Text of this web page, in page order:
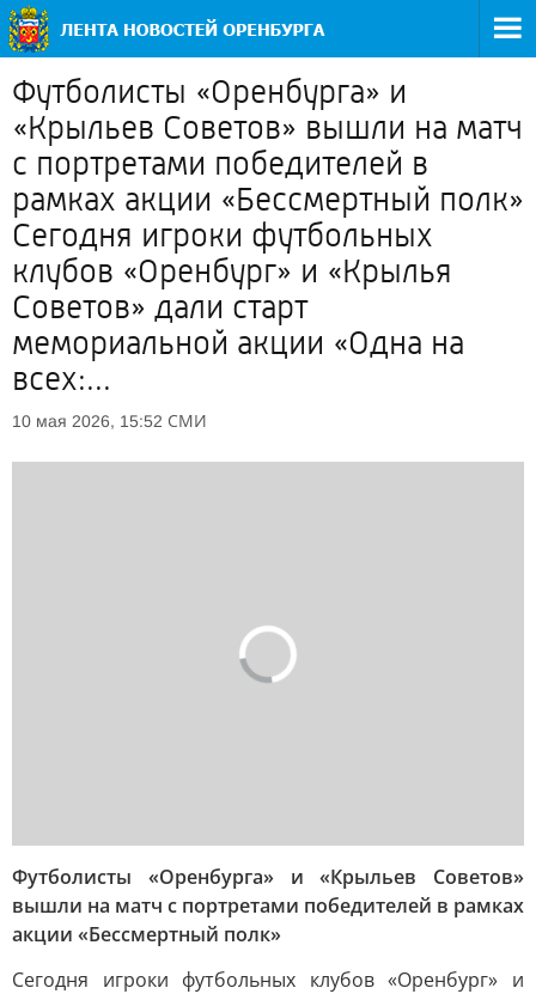
Футболисты «Оренбурга» и
«Крыльев Советов» вышли на матч
с портретами победителей в
рамках акции «Бессмертный полк»
Сегодня игроки футбольных
клубов «Оренбург» и «Крылья
Советов» дали старт
мемориальной акции «Одна на
всех:...
10 мая 2026, 15:52 СМИ
Футболисты «Оренбурга» и «Крыльев Советов»
вышли на матч с портретами победителей в рамках
акции «Бессмертный полк»
Сегодня игроки футбольных клубов «Оренбург» и